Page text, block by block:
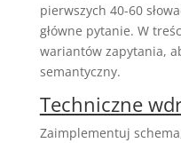
pierwszych 40-60
główne pytanie. W
wariantów zapytania,
semantyczny.
Techniczne
Zaimplementuj